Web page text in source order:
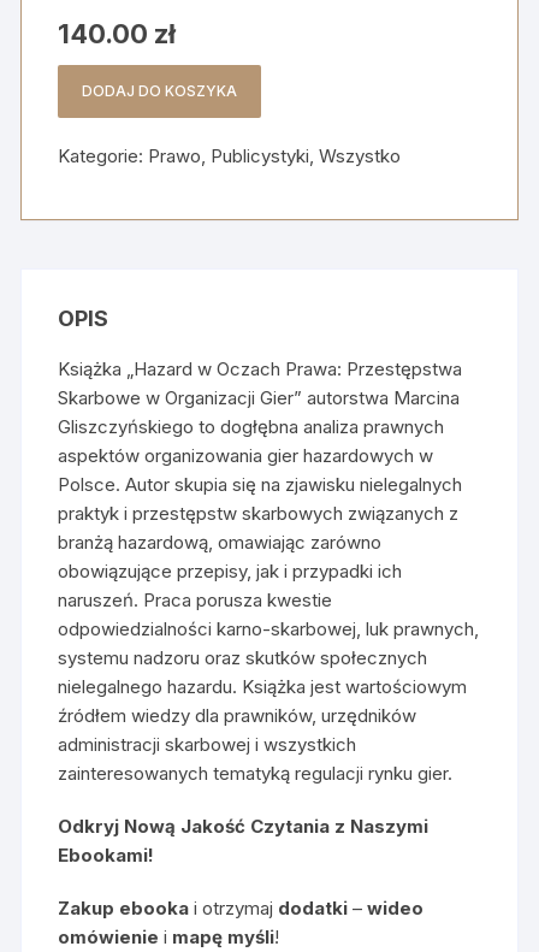
140.00 zł
w
Prawa:
w
Gier
DODAJ DO KOSZYKA
Kategorie: Prawo, Publicystyki,Wszystko
OPIS
Książka „Hazard w Oczach Prawa: Przestępstwa
Skarbowe w Organizacji Gier” autorstwa Marcina
Gliszczyńskiego to dogłębna analiza prawnych
aspektów organizowania gier hazardowych w
Polsce. Autor skupia się na zjawisku nielegalnych
praktyk i przestępstw skarbowych związanych z
branżą hazardową, omawiając zarówno
obowiązujące przepisy, jak i przypadki ich
naruszeń. Praca porusza kwestie
odpowiedzialności karno-skarbowej, luk prawnych,
systemu nadzoru oraz skutków społecznych
nielegalnego hazardu. Książka jest wartościowym
źródłem wiedzy dla prawników, urzędników
administracji skarbowej i wszystkich
zainteresowanych tematyką regulacji rynku gier.
Odkryj Nową Jakość Czytania z Naszymi
Ebookami!
Zakup ebooka i otrzymaj dodatki –wideo
omówienie i mapę myśli!